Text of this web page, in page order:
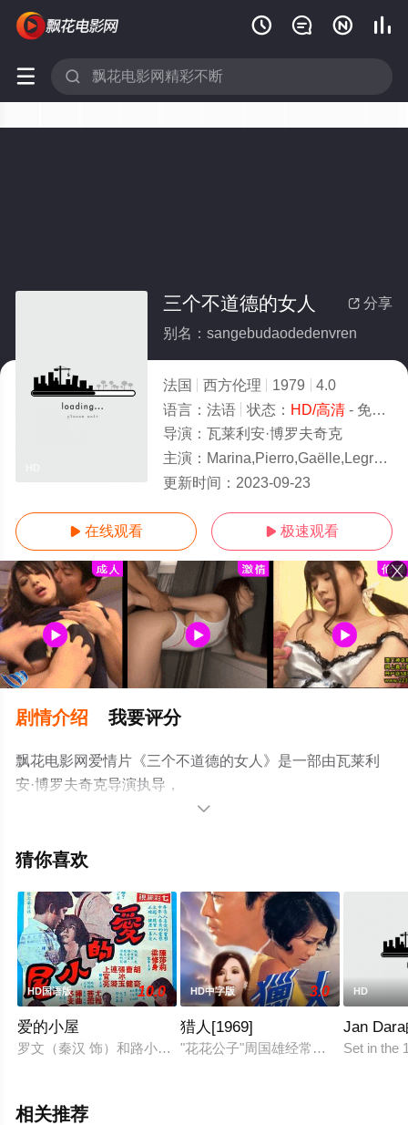
   
 
 分享
三个不道德的女人
别名：sangebudaodedenvren
法国 西方伦理 1979
4.0
语言： 法语 状态： HD/高清- 免费在线观看
导演： 瓦莱利安·博罗夫奇克
主演： Marina,Pierro,Gaëlle,Legrand,Pascale,Christophe,François,Guétary,让-克洛德·德雷菲斯
更新时间： 2023-09-23
 在线观看  极速观看
剧情介绍 我要评分
飘花电影网爱情片《三个不道德的女人》是一部由瓦莱利
安·博罗夫奇克导演执导，
观看高清无删减完整版电影大全就上飘花影院，更多相关

猜你喜欢
HD国语版 10.0
爱的小屋
罗文（秦汉 饰）和路小雨（林青霞 饰）是就读于同一所大学的
HD中字版 3.0
猎人[1969]
"花花公子"周国雄经常与公司女职员
HD
Jan
Set in the
相关推荐